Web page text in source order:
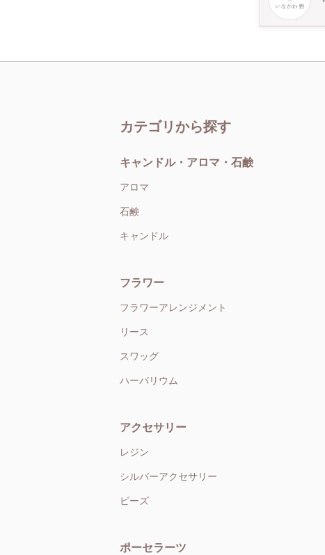
カテゴリから探す
キャンドル・アロマ・石鹸
アロマ
石鹸
キャンドル
フラワー
フラワーアレンジメント
リース
スワッグ
ハーバリウム
アクセサリー
レジン
シルバーアクセサリー
ビーズ
ポーセラーツ